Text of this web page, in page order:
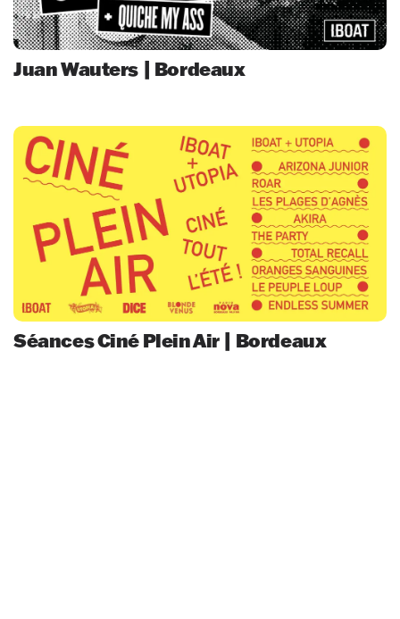
Juan Wauters | Bordeaux
Séances Ciné Plein Air | Bordeaux